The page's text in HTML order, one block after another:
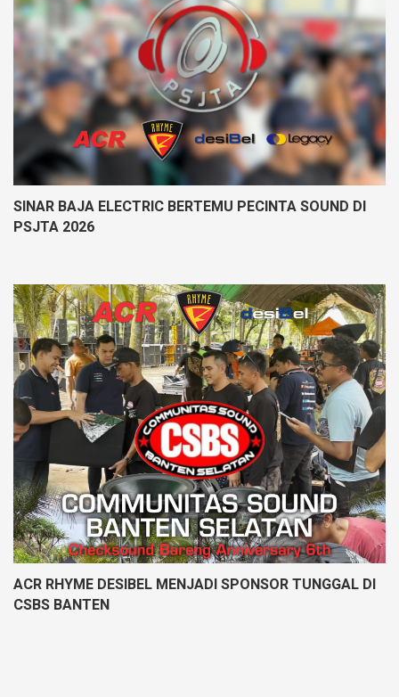
SINAR BAJA ELECTRIC BERTEMU PECINTA SOUND DI
PSJTA 2026
ACR RHYME DESIBEL MENJADI SPONSOR TUNGGAL DI
CSBS BANTEN